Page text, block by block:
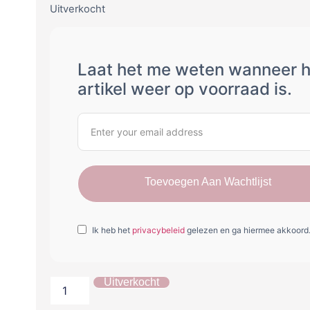
Uitverkocht
Laat het me weten wanneer
artikel weer op voorraad is.
Toevoegen Aan Wachtlijst
Ik heb het privacybeleid gelezen en ga hiermee akkoord.
Uitverkocht